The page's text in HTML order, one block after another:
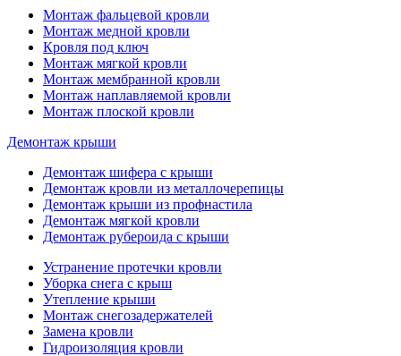
Монтаж фальцевой кровли
Монтаж медной кровли
Кровля под ключ
Монтаж мягкой кровли
Монтаж мембранной кровли
Монтаж наплавляемой кровли
Монтаж плоской кровли
Демонтаж крыши
Демонтаж шифера с крыши
Демонтаж кровли из металлочерепицы
Демонтаж крыши из профнастила
Демонтаж мягкой кровли
Демонтаж рубероида с крыши
Устранение протечки кровли
Уборка снега с крыш
Утепление крыши
Монтаж снегозадержателей
Замена кровли
Гидроизоляция кровли